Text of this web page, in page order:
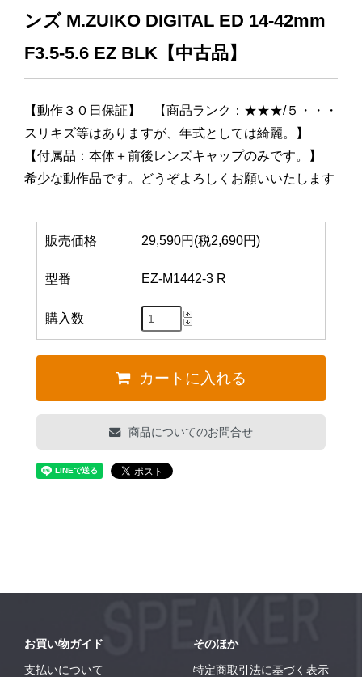
ンズ M.ZUIKO DIGITAL ED 14-42mm
F3.5-5.6 EZ BLK【中古品】
【動作３０日保証】 【商品ランク：★★★/５・・・
スリキズ等はありますが、年式としては綺麗。】
【付属品：本体＋前後レンズキャップのみです。】
希少な動作品です。どうぞよろしくお願いいたします
販売価格 29,590円(税2,690円)
型番 EZ-M1442-3 R
購入数
カートに入れる
商品についてのお問合せ
お買い物ガイド
支払いについて
そのほか
特定商取引法に基づく表示